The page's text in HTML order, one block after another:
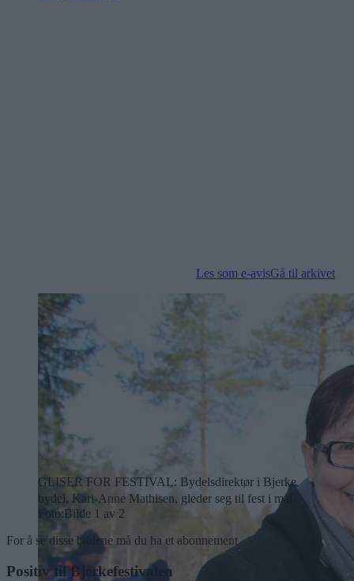
Les som e-avisGå til arkivet
GLISER FOR FESTIVAL: Bydelsdirektør i Bjerke
bydel, Kari-Anne Mathisen, gleder seg til fest i mai.
Foto:Bilde 1 av 2
For å se disse bildene må du ha et abonnement
Positiv til Bjerkefestivalen